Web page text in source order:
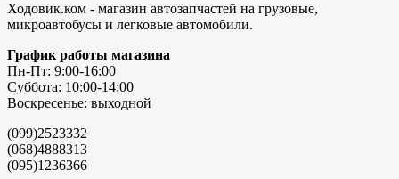
Ходовик.ком - магазин автозапчастей на грузовые,
микроавтобусы и легковые автомобили.
График работы магазина
Пн-Пт: 9:00-16:00
Суббота: 10:00-14:00
Воскресенье: выходной
(099)2523332
(068)4888313
(095)1236366